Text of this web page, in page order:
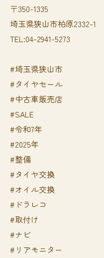
〒350-1335
埼玉県狭山市柏原2332-1
TEL:04-2941-5273
#埼玉県狭山市
#タイヤセール
#中古車販売店
#SALE
#令和7年
#2025年
#整備
#タイヤ交換
#オイル交換
#ドラレコ
#取付け
#ナビ
#リアモニター